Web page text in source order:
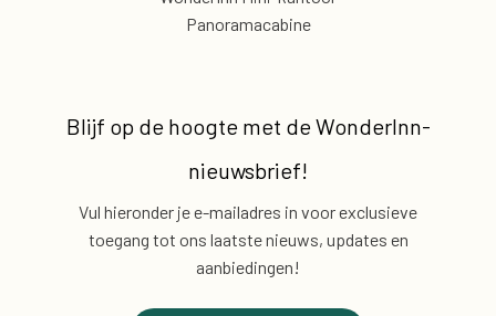
Panoramacabine
Blijf op de hoogte met deWonderInn-
nieuwsbrief!
Vul hieronder je e-mailadres in voor exclusieve
toegang tot ons laatste nieuws, updates en
aanbiedingen!